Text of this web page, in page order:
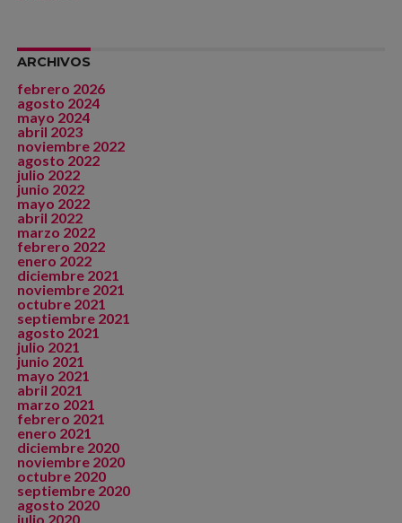
ARCHIVOS
febrero 2026
agosto 2024
mayo 2024
abril 2023
noviembre 2022
agosto 2022
julio 2022
junio 2022
mayo 2022
abril 2022
marzo 2022
febrero 2022
enero 2022
diciembre 2021
noviembre 2021
octubre 2021
septiembre 2021
agosto 2021
julio 2021
junio 2021
mayo 2021
abril 2021
marzo 2021
febrero 2021
enero 2021
diciembre 2020
noviembre 2020
octubre 2020
septiembre 2020
agosto 2020
julio 2020